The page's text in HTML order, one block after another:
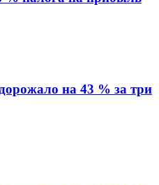
на 43 % за три